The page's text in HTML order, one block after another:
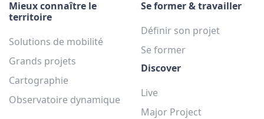
Mieux connaître le
territoire
Solutions de mobilité
Grands projets
Cartographie
Observatoire dynamique
Se former & travailler
Définir son projet
Se former
Discover
Live
Major Project